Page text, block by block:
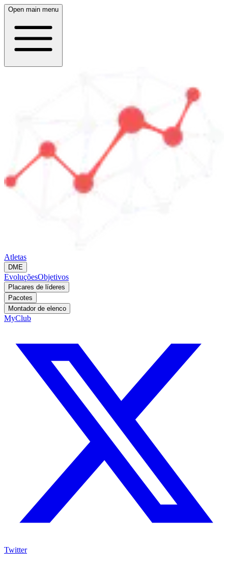
Open main menu
Atletas
DME
EvoluçõesObjetivos
Placares de líderes
Pacotes
Montador de elenco
MyClub
Twitter